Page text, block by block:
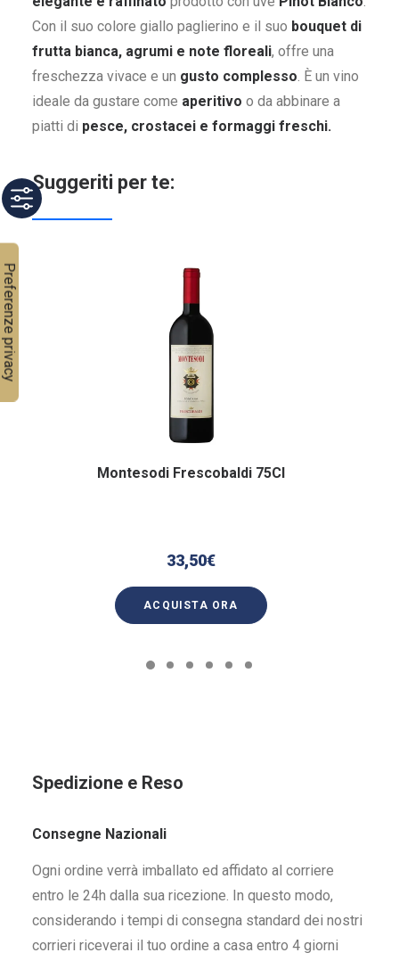
Con il suo colore giallo paglierino e il suo bouquet di
frutta bianca, agrumi e note floreali, offre una
freschezza vivace e un gusto complesso. È un vino
ideale da gustare come aperitivo o da abbinare a
piatti di pesce, crostacei e formaggi freschi.
Suggeriti per te:
Montesodi Frescobaldi 75Cl
33,50€
ACQUISTA ORA
Spedizione e Reso
Consegne Nazionali
Ogni ordine verrà imballato ed affidato al corriere
entro le 24h dalla sua ricezione. In questo modo,
considerando i tempi di consegna standard dei nostri
corrieri riceverai il tuo ordine a casa entro 4 giorni